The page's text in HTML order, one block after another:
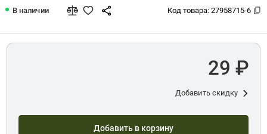
В наличии Код товара: 27958715-6
29 ₽
Добавить скидку
Добавить в корзину